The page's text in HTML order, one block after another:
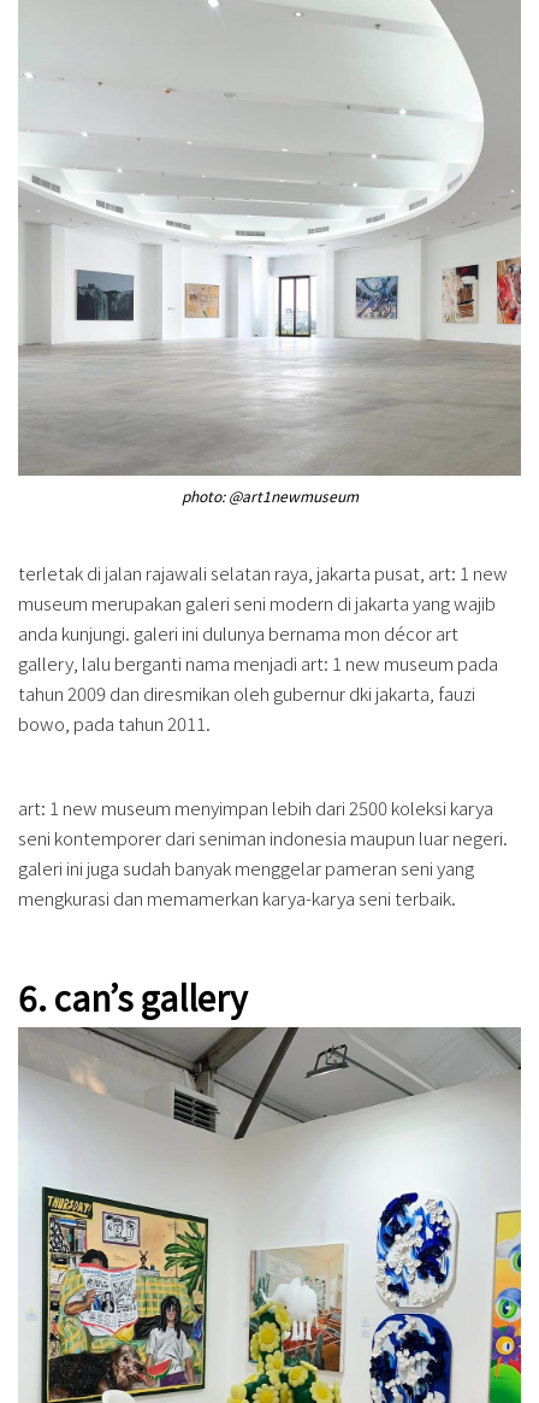
photo: @art1newmuseum
terletak di jalan rajawali selatan raya, jakarta pusat, art: 1 new
museum merupakan galeri seni modern di jakarta yang wajib
anda kunjungi. galeri ini dulunya bernama mon décor art
gallery, lalu berganti nama menjadi art: 1 new museum pada
tahun 2009 dan diresmikan oleh gubernur dki jakarta, fauzi
bowo, pada tahun 2011.
art: 1 new museum menyimpan lebih dari 2500 koleksi karya
seni kontemporer dari seniman indonesia maupun luar negeri.
galeri ini juga sudah banyak menggelar pameran seni yang
mengkurasi dan memamerkan karya-karya seni terbaik.
6. can’s gallery